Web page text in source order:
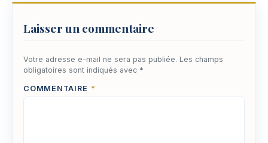
Laisser un commentaire
Votre adresse e-mail ne sera pas publiée. Les champs
obligatoires sont indiqués avec *
COMMENTAIRE *